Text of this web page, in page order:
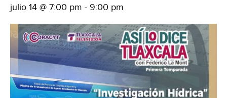
julio 14 @ 7:00 pm - 9:00 pm